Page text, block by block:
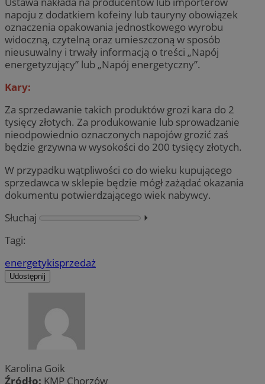
napoju z dodatkiem kofeiny lub tauryny obowiązek
oznaczenia opakowania jednostkowego wyrobu
widoczną, czytelną oraz umieszczoną w sposób
nieusuwalny i trwały informacją o treści „Napój
energetyzujący” lub „Napój energetyczny”.
Kary:
Za sprzedawanie takich produktów grozi kara do 2
tysięcy złotych. Za produkowanie lub sprowadzanie
nieodpowiednio oznaczonych napojów grozić zaś
będzie grzywna w wysokości do 200 tysięcy złotych.
W przypadku wątpliwości co do wieku kupującego
sprzedawca w sklepie będzie mógł zażądać okazania
dokumentu potwierdzającego wiek nabywcy.
Słuchaj
⏵︎
Tagi:
energetykisprzedaż
Udostępnij
Karolina Goik
Źródło: KMP Chorzów